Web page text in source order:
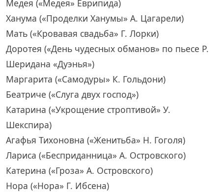
Медея («Медея» Еврипида)
Ханума («Проделки Ханумы» А. Цагарели)
Мать («Кровавая свадьба» Г. Лорки)
Доротея («День чудесных обманов» по пьесе Р.
Шеридана «Дуэнья»)
Маргарита («Самодуры» К. Гольдони)
Беатриче («Слуга двух господ»)
Катарина («Укрощение строптивой» У.
Шекспира)
Агафья Тихоновна («Женитьба» Н. Гоголя)
Лариса («Бесприданница» А. Островского)
Катерина («Гроза» А. Островского)
Нора («Нора» Г. Ибсена)